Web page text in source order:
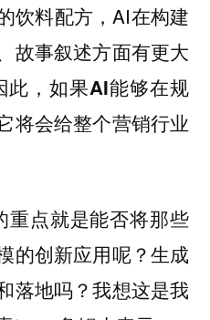
饮料配方，AI在构建
故事叙述方面有更大
此，如果AI能够在规
将会给整个营销行业
重点就是能否将那些
的创新应用呢？生成
落地吗？我想这是我